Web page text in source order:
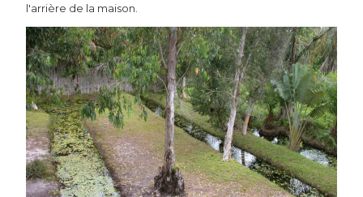
l'arrière de la maison.